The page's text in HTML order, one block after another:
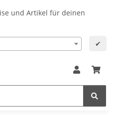
und Artikel für deinen
✔